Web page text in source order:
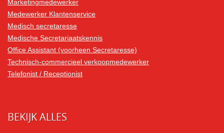
Marketingmedewerker
Medewerker Klantenservice
Medisch secretaresse
Medische Secretariaatskennis
Office Assistant (voorheen Secretaresse)
Technisch-commercieel verkoopmedewerker
Telefonist / Receptionist
BEKIJK ALLES